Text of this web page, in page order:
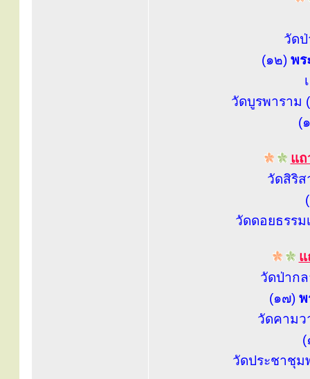
วัดป่
(๑๒) พร
วัดบูรพาราม
(
แ
วัดสิริ
วัดดอยธรร
วัดป่าก
(๑๗) พ
วัดคามว
วัดประชาชุม